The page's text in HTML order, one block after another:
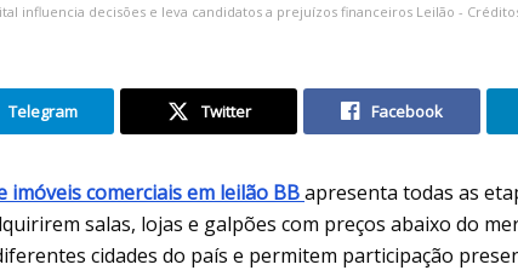
influencia decisões e leva candidatos a prejuízos financeiros Leilão -
Telegram Twitter Facebook
imóveis comerciais em leilão BBapresenta todas as
salas, lojas e galpões com preços abaixo do
cidades do país e permitem participação